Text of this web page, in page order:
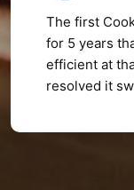
The first
for 5 years
efficient at
resolved it